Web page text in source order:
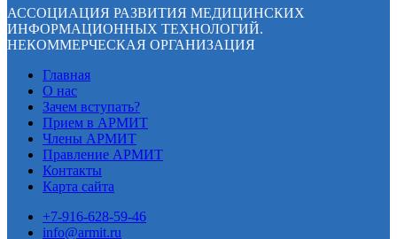
АССОЦИАЦИЯ РАЗВИТИЯ МЕДИЦИНСКИХ
ИНФОРМАЦИОННЫХ ТЕХНОЛОГИЙ.
НЕКОММЕРЧЕСКАЯ ОРГАНИЗАЦИЯ
Главная
О нас
Зачем вступать?
Прием в АРМИТ
Члены АРМИТ
Правление АРМИТ
Контакты
Карта сайта
+7-916-628-59-46
info@armit.ru